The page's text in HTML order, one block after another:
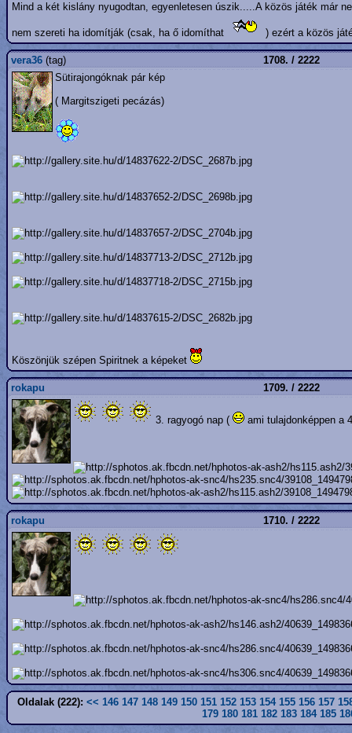
Mind a két kislány nyugodtan, egyenletesen úszik.....A közös játék már
nem szereti ha idomítják (csak, ha ő idomíthat ) ezért a közös
vera36 (tag)
1708. / 2222
Sütirajongóknak pár kép
( Margitszigeti pecázás)
Köszönjük szépen Spiritnek a képeket
rokapu 1709. / 2222
3. ragyogó nap ( ami tulajdonképpen a
rokapu 1710. / 2222
Oldalak (222): << 146 147 148 149 150 151 152 153 154 155 156 157
179 180 181 182 183 184 185